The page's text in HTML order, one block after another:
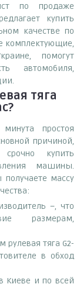
по продаже
купить
качестве по
комплектующие,
помогут
автомобиля,
тяга
простоя
причиной,
купить
машины.
массу
–, что
размерам,
рулевая тяга G2-
в обход
Киеве и по всей